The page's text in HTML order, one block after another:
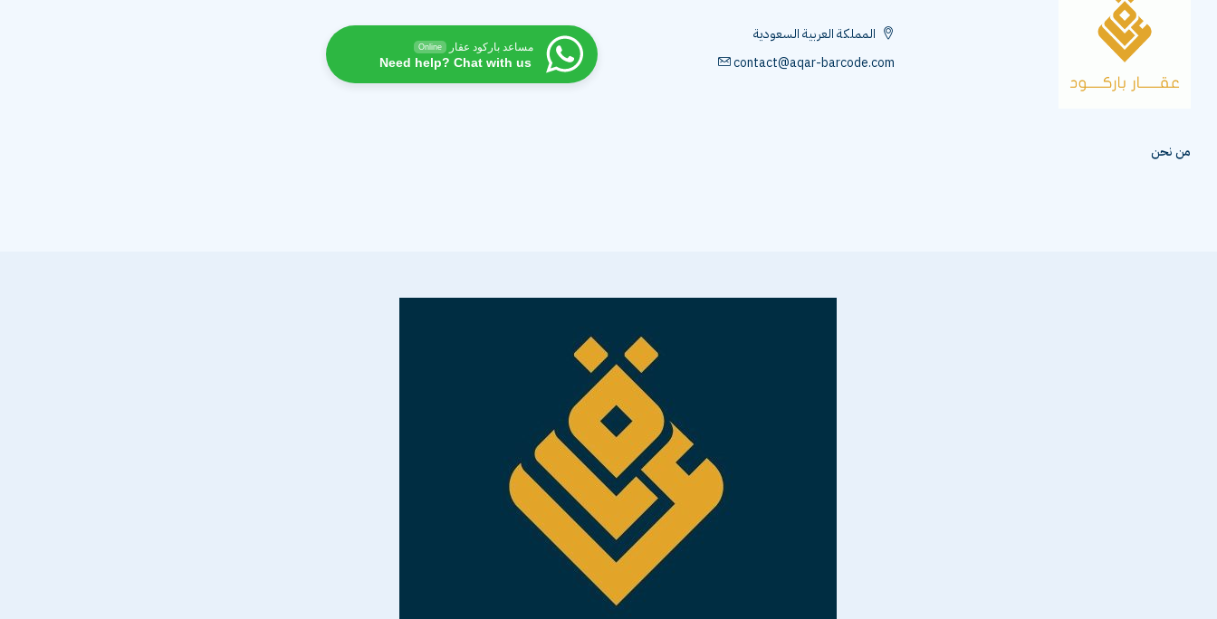
من نحن
المملكة العربية السعودية
contact@aqar-barcode.com
مساعد باركود عقار Online
Need help? Chat with us